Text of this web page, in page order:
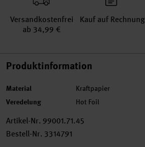
Versand­kosten­frei
ab 34,99 €
Kauf auf Rechnung
Produktinformation
Material Kraftpapier
Veredelung Hot Foil
Artikel-Nr. 99001.71.45
Bestell-Nr. 3314791